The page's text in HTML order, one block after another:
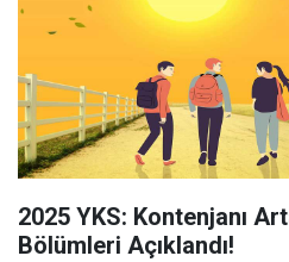
2025 YKS: Kontenjanı
Bölümleri Açıklandı!